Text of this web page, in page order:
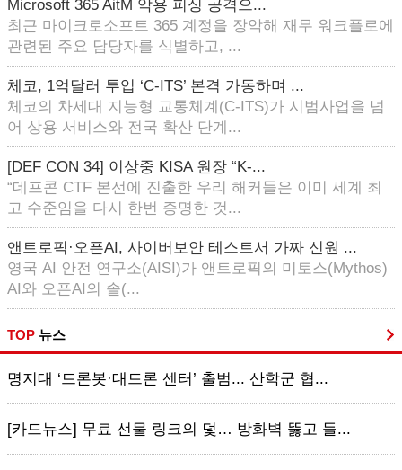
Microsoft 365 AitM 악용 피싱 공격으...
최근 마이크로소프트 365 계정을 장악해 재무 워크플로에
관련된 주요 담당자를 식별하고, ...
체코, 1억달러 투입 ‘C-ITS’ 본격 가동하며 ...
체코의 차세대 지능형 교통체계(C-ITS)가 시범사업을 넘
어 상용 서비스와 전국 확산 단계...
[DEF CON 34] 이상중 KISA 원장 “K-...
“데프콘 CTF 본선에 진출한 우리 해커들은 이미 세계 최
고 수준임을 다시 한번 증명한 것...
앤트로픽·오픈AI, 사이버보안 테스트서 가짜 신원 ...
영국 AI 안전 연구소(AISI)가 앤트로픽의 미토스(Mythos)
AI와 오픈AI의 솔(...
TOP 뉴스
명지대 ‘드론봇·대드론 센터’ 출범... 산학군 협...
[카드뉴스] 무료 선물 링크의 덫… 방화벽 뚫고 들...